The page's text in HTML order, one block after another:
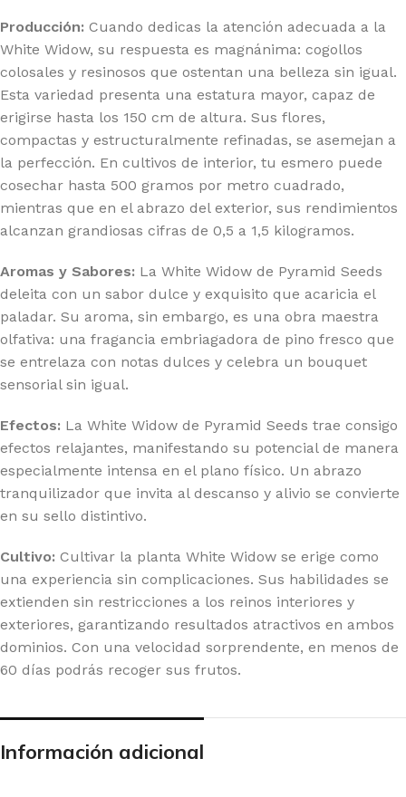
Producción: Cuando dedicas la atención adecuada a la
White Widow, su respuesta es magnánima: cogollos
colosales y resinosos que ostentan una belleza sin igual.
Esta variedad presenta una estatura mayor, capaz de
erigirse hasta los 150 cm de altura. Sus flores,
compactas y estructuralmente refinadas, se asemejan a
la perfección. En cultivos de interior, tu esmero puede
cosechar hasta 500 gramos por metro cuadrado,
mientras que en el abrazo del exterior, sus rendimientos
alcanzan grandiosas cifras de 0,5 a 1,5 kilogramos.
Aromas y Sabores: La White Widow de Pyramid Seeds
deleita con un sabor dulce y exquisito que acaricia el
paladar. Su aroma, sin embargo, es una obra maestra
olfativa: una fragancia embriagadora de pino fresco que
se entrelaza con notas dulces y celebra un bouquet
sensorial sin igual.
Efectos: La White Widow de Pyramid Seeds trae consigo
efectos relajantes, manifestando su potencial de manera
especialmente intensa en el plano físico. Un abrazo
tranquilizador que invita al descanso y alivio se convierte
en su sello distintivo.
Cultivo: Cultivar la planta White Widow se erige como
una experiencia sin complicaciones. Sus habilidades se
extienden sin restricciones a los reinos interiores y
exteriores, garantizando resultados atractivos en ambos
dominios. Con una velocidad sorprendente, en menos de
60 días podrás recoger sus frutos.
Información adicional